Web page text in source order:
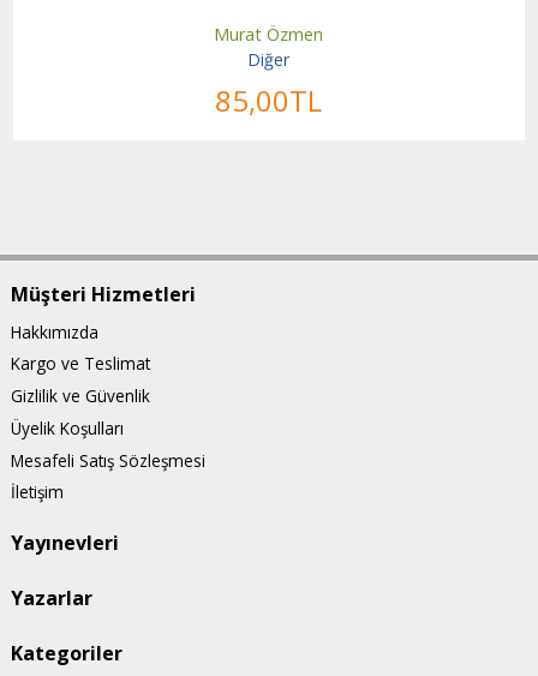
Murat Özmen
Diğer
85,00TL
Müşteri Hizmetleri
Hakkımızda
Kargo ve Teslimat
Gizlilik ve Güvenlik
Üyelik Koşulları
Mesafeli Satış Sözleşmesi
İletişim
Yayınevleri
Yazarlar
Kategoriler